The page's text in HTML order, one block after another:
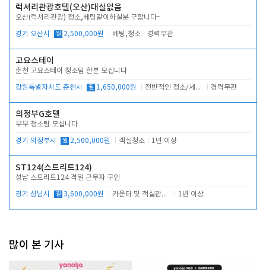
럭셔리관광호텔(오산)대실없음
오산(럭셔리관광) 청소,베팅같이하실분 구합니다~
경기 오산시 월 2,500,000원 베팅,청소 경력무관
고요스테이
춘천 고요스테이 청소팀 한분 모십니다
강원특별자치도 춘천시 월 1,650,000원 전반적인 청소/세탁업무 경력무관
의정부G호텔
부부 청소팀 모십니다
경기 의정부시 월 2,500,000원 객실청소 1년 이상
ST124(스트리트124)
성남 스트리트124 격일 근무자 구인
경기 성남시 월 3,600,000원 카운터 및 객실관리 전반 1년 이상
많이 본 기사